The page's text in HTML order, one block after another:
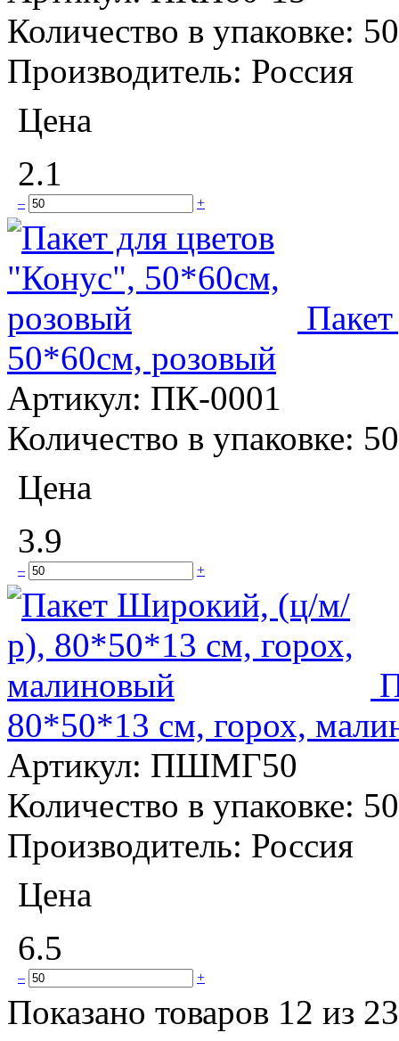
Количество в упаковке: 50
Производитель: Россия
Цена
2.1
– +
50*60см, розовый
Артикул: ПК-0001
Количество в упаковке: 50
Цена
3.9
– +
80*50*13 см, горох,
Артикул: ПШМГ50
Количество в упаковке: 50
Производитель: Россия
Цена
6.5
– +
Показано товаров 12 из